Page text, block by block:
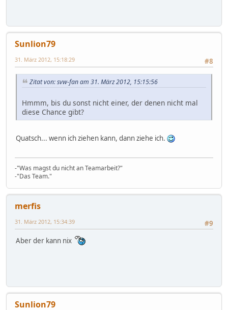
Sunlion79
#8
31. März 2012, 15:18:29
Zitat von: svw-fan am 31. März 2012, 15:15:56
Hmmm, bis du sonst nicht einer, der denen nicht mal
diese Chance gibt?
Quatsch... wenn ich ziehen kann, dann ziehe ich.
-"Was magst du nicht an Teamarbeit?"
-"Das Team."
merfis
#9
31. März 2012, 15:34:39
Aber der kann nix
Sunlion79